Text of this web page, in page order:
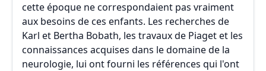
cette époque ne correspondaient pas vraiment
aux besoins de ces enfants. Les recherches de
Karl et Bertha Bobath, les travaux de Piaget et les
connaissances acquises dans le domaine de la
neurologie, lui ont fourni les références qui l'ont